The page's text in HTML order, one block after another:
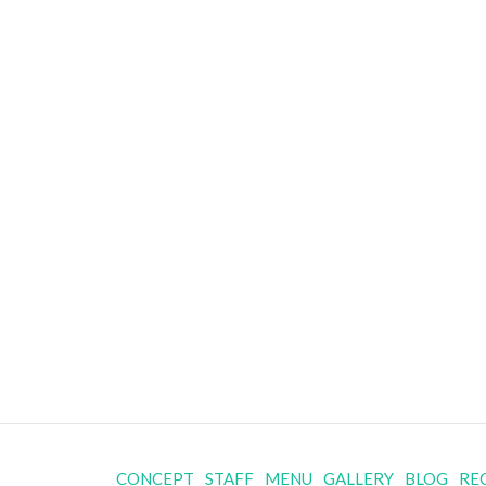
CONCEPT STAFF MENU GALLERY BLOG